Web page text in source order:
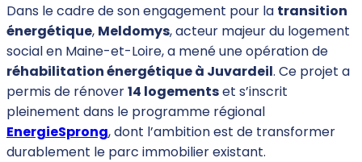
Dans le cadre de son engagement pour la transition
énergétique, Meldomys, acteur majeur du logement
social en Maine-et-Loire, a mené une opération de
réhabilitation énergétique à Juvardeil. Ce projet a
permis de rénover14 logementset s’inscrit
pleinement dans le programme régional
EnergieSprong, dont l’ambition est de transformer
durablement le parc immobilier existant.